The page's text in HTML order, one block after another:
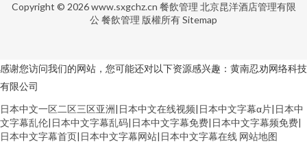
Copyright © 2026www.sxgchz.cn 餐飲管理 北京昆洋酒店管理有限
公餐飲管理 版權所有Sitemap
感谢您访问我们的网站，您可能还对以下资源感兴趣：黄南忍劝网络科技
有限公司
日本中文一区二区三区亚洲|日本中文在线视频|日本中文字幕α片|日本中
文字幕乱伦|日本中文字幕乱码|日本中文字幕免费|日本中文字幕频免费|
日本中文字幕首页|日本中文字幕网站|日本中文字幕在线 网站地图